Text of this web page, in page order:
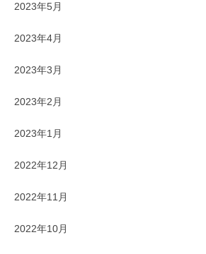
2023年5月
2023年4月
2023年3月
2023年2月
2023年1月
2022年12月
2022年11月
2022年10月